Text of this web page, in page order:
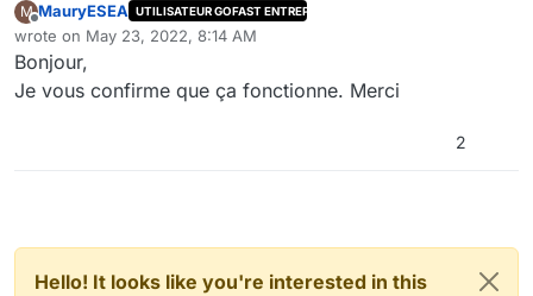
M
Offline
MauryESEA UTILISATEUR GOFAST ENTREPRISE
wrote on May 23, 2022, 8:14 AM
last edited by
Bonjour,
Je vous confirme que ça fonctionne. Merci
2
Hello! It looks like you're interested in this